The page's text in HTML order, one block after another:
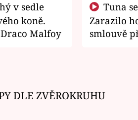
koně.
Malfoy
Zarazilo
smlouvě
DLE ZVĚROKRUHU